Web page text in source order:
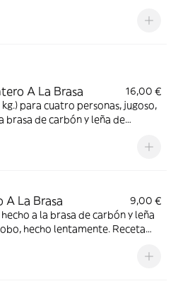
A La Brasa
16,00 €
kg.) para cuatro personas, jugoso,
brasa de carbón y leña de
A La Brasa
9,00 €
a la brasa de carbón y leña
hecho lentamente. Receta